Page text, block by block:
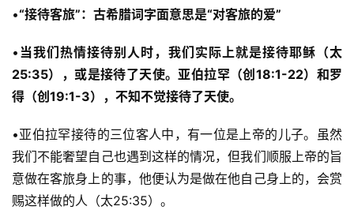
•“接待客旅”：古希腊词字面意思是“对客旅的爱”
• 当我们热情接待别人时，我们实际上就是接待耶稣（太
25:35），或是接待了天使。亚伯拉罕（创18:1-22）和罗
得（创19:1-3），不知不觉接待了天使。
•亚伯拉罕接待的三位客人中，有一位是上帝的儿子。虽然
我们不能奢望自己也遇到这样的情况，但我们顺服上帝的旨
意做在客旅身上的事，他便认为是做在他自己身上的，会赏
赐这样做的人（太25:35）。